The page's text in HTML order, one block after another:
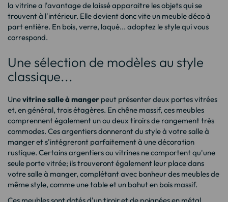
la vitrine a l'avantage de laissé apparaitre les objets qui se
trouvent à l'intérieur. Elle devient donc vite un meuble déco à
part entière. En bois, verre, laqué... adoptez le style qui vous
correspond.
Une sélection de modèles au style
classique...
Unevitrine salle à manger peut présenter deux portes vitrées
et, en général, trois étagères. En chêne massif, ces meubles
comprennent également un ou deux tiroirs de rangement très
commodes. Ces argentiers donneront du style à votre salle à
manger et s'intégreront parfaitement à une décoration
rustique. Certains argentiers ou vitrines ne comportent qu'une
seule porte vitrée; ils trouveront également leur place dans
votre salle à manger, complétant avec bonheur des meubles de
même style, comme une table et un bahut en bois massif.